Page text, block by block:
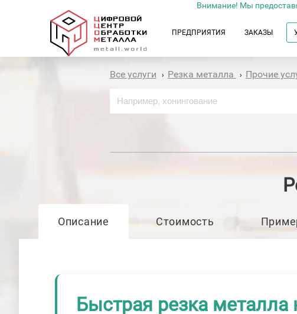
Внимание! Мы
ПРЕДПРИЯТИЯ ЗАКАЗЫ
Все услуги › Резка металла › Прочие
Описание Стоимость
Быстрая резка металла